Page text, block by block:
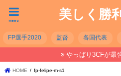
美しく勝
menu
FP選手2020 監督 各国代表
やっぱり3CFが最
HOME fp-felipe-m-s1